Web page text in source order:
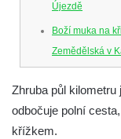
Újezdě
Boží muka na
Zemědělská v
v Kamenném
Kříž na
Zhruba půl
odbočuje polní
křížkem.